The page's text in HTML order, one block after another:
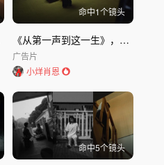
命中1个镜头
《从第一声到这一生》，父母无法忘记的声音
广告片
小烊肖恩
命中5个镜头